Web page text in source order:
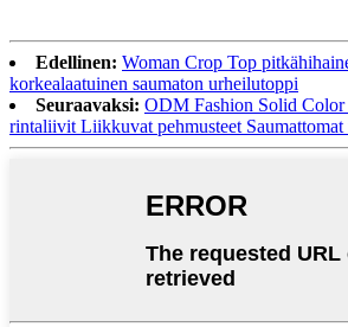
Edellinen: Woman Crop Top
korkealaatuinen saumaton urheilutoppi
Seuraavaksi: ODM Fashion Solid Color
rintaliivit Liikkuvat pehmusteet